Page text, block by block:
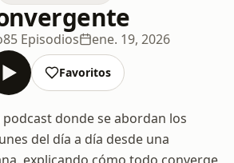
85 Episodios ene. 19, 2026
Favoritos
donde se abordan los
del día a día desde una